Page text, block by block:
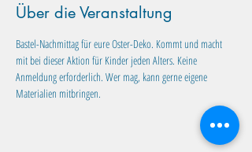
Über die Veranstaltung
Bastel-Nachmittag für eure Oster-Deko. Kommt und macht
mit bei dieser Aktion für Kinder jeden Alters. Keine
Anmeldung erforderlich. Wer mag, kann gerne eigene
Materialien mitbringen.